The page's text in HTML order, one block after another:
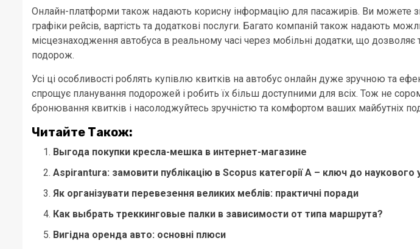
Онлайн-платформи також надають корисну інформацію для пасажирів. Ви можете
графіки рейсів, вартість та додаткові послуги. Багато компаній також надають
місцезнаходження автобуса в реальному часі через мобільні додатки, що
подорож.
Усі ці особливості роблять купівлю квитків на автобус онлайн дуже зручною та
спрощує планування подорожей і робить їх більш доступними для всіх. Тож не
бронювання квитків і насолоджуйтесь зручністю та комфортом ваших майбутніх
Читайте Також:
Выгода покупки кресла-мешка в интернет-магазине
Aspirantura: замовити публікацію в Scopus категорії А – ключ до наукового
Як організувати перевезення великих меблів: практичні поради
Как выбрать треккинговые палки в зависимости от типа маршрута?
Вигідна оренда авто: основні плюси